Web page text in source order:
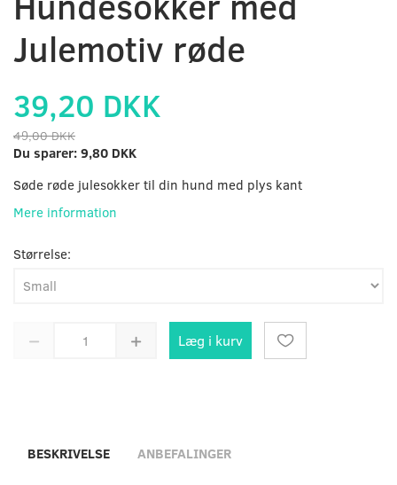
Julemotiv røde
39,20 DKK
49,00 DKK
Du sparer: 9,80 DKK
Søde røde julesokker til din hund med plys kant
Mere information
Størrelse:
Læg i kurv
BESKRIVELSE ANBEFALINGER